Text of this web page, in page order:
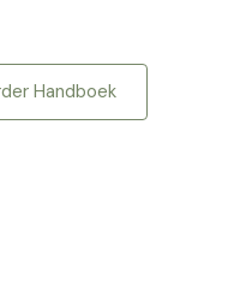
Handboek